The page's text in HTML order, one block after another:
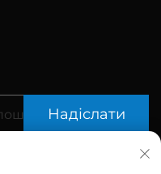
Надіслати